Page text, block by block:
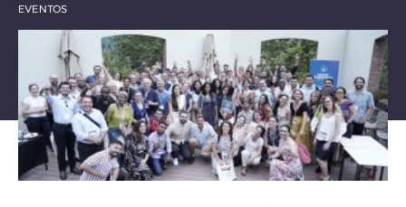
EVENTOS